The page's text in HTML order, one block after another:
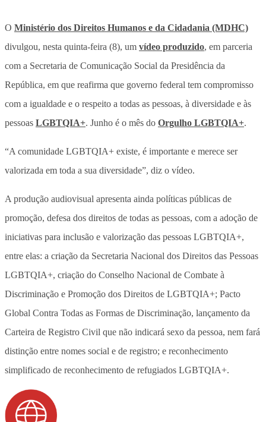
O Ministério dos Direitos Humanos e da Cidadania (MDHC)
divulgou, nesta quinta-feira (8), um vídeo produzido, em parceria
com a Secretaria de Comunicação Social da Presidência da
República, em que reafirma que governo federal tem compromisso
com a igualdade e o respeito a todas as pessoas, à diversidade e às
pessoas LGBTQIA+. Junho é o mês do Orgulho LGBTQIA+.
“A comunidade LGBTQIA+ existe, é importante e merece ser
valorizada em toda a sua diversidade”, diz o vídeo.
A produção audiovisual apresenta ainda políticas públicas de
promoção, defesa dos direitos de todas as pessoas, com a adoção de
iniciativas para inclusão e valorização das pessoas LGBTQIA+,
entre elas: a criação da Secretaria Nacional dos Direitos das Pessoas
LGBTQIA+, criação do Conselho Nacional de Combate à
Discriminação e Promoção dos Direitos de LGBTQIA+; Pacto
Global Contra Todas as Formas de Discriminação, lançamento da
Carteira de Registro Civil que não indicará sexo da pessoa, nem fará
distinção entre nomes social e de registro; e reconhecimento
simplificado de reconhecimento de refugiados LGBTQIA+.